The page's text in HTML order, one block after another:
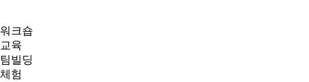
워크숍
교육
팀빌딩
체험